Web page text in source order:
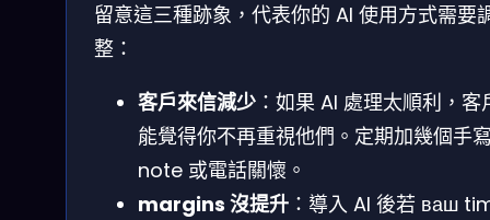
留意這三種跡象，代表你的 AI 使用方式需要
整：
客戶來信減少 ：如果 AI 處理太順利，客
能覺得你不再重視他們。定期加幾個手
note 或電話關懷。
margins 沒提升 ：導入 AI 後若 ваш